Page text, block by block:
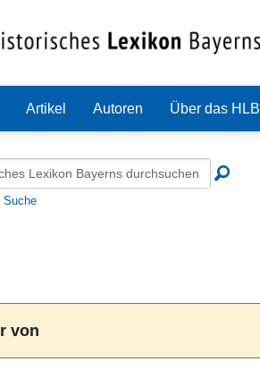
Artikel Autoren Über das HLB
Redaktion
Suche
von